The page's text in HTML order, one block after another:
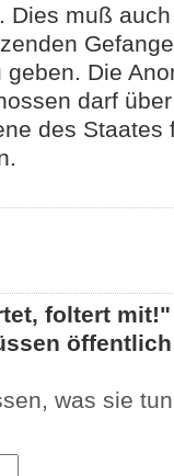
Dies muß
Die
darf
des Staates
foltert
was sie tun